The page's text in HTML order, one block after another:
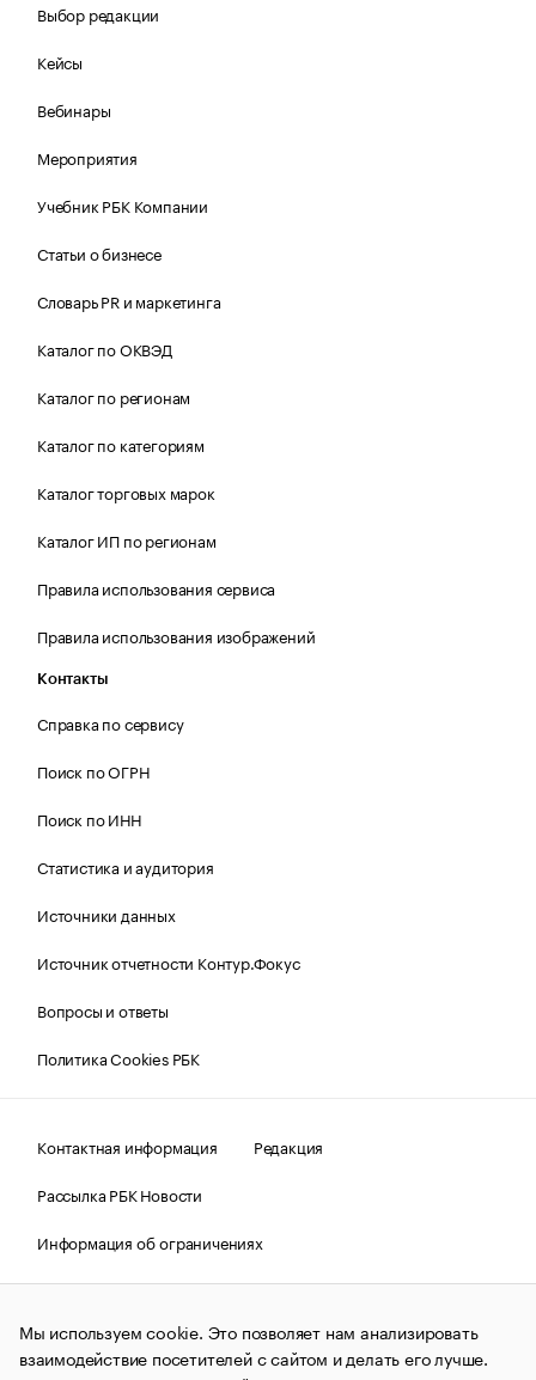
Выбор редакции
Кейсы
Вебинары
Мероприятия
Учебник РБК Компании
Статьи о бизнесе
Словарь PR и маркетинга
Каталог по ОКВЭД
Каталог по регионам
Каталог по категориям
Каталог торговых марок
Каталог ИП по регионам
Правила использования сервиса
Правила использования изображений
Контакты
Справка по сервису
Поиск по ОГРН
Поиск по ИНН
Статистика и аудитория
Источники данных
Источник отчетности Контур.Фокус
Вопросы и ответы
Политика Cookies РБК
Контактная информация
Редакция
Рассылка РБК Новости
Информация об ограничениях
Правовая информация
О соблюдении авторских прав
© АО «РОСБИЗНЕСКОНСАЛТИНГ»,1995–2026.Сообщения
и материалы информационного агентства «РБК»
(зарегистрировано Федеральной службой по надзору в сфере
Мы используем cookie. Это позволяет нам анализировать
взаимодействие посетителей с сайтом и делать его лучше.